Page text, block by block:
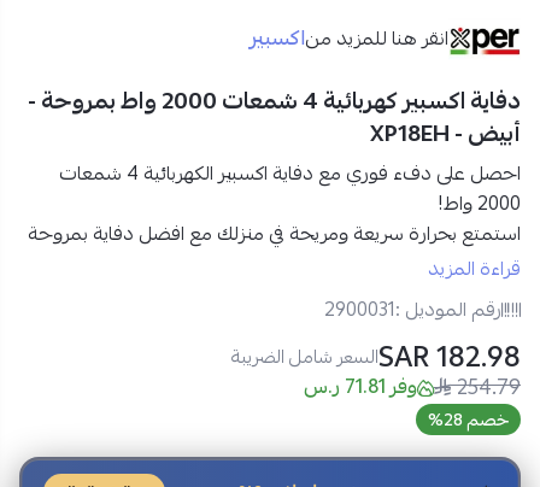
انقر هنا للمزيد مناكسبير
دفاية اكسبير كهربائية 4 شمعات 2000 واط بمروحة -
أبيض - XP18EH
احصل على دفء فوري مع دفاية اكسبير الكهربائية 4 شمعات
2000 واط!
استمتع بحرارة سريعة ومريحة في منزلك مع افضل دفاية بمروحة
من اكسبير 4 شمعات
2000 واط
. تأتي بلونأبيض
مما يجعلها خيارًا مثاليًا لأيام الشتاء الباردة.
مواصفات دفاية Xper الكهربائية 2000 واط – أبيض:
المنتج:دفاية كهربائية
العلامة التجارية:اكسبير
الموديل:
قراءة المزيد
رقم الموديل :2900031
182.98 SAR السعر شامل الضريبة
254.79 وفر 71.81 ر.س
خصم 28%